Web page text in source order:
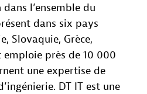
l’ensemble du
dans six pays
Slovaquie, Grèce,
emploie près de 10 000
une expertise de
DT IT est une